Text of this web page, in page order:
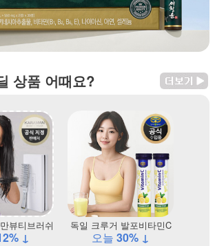
상품 어때요?
뷰티브러쉬
↓
독일 크루거 발포비타민C
오늘 30% ↓